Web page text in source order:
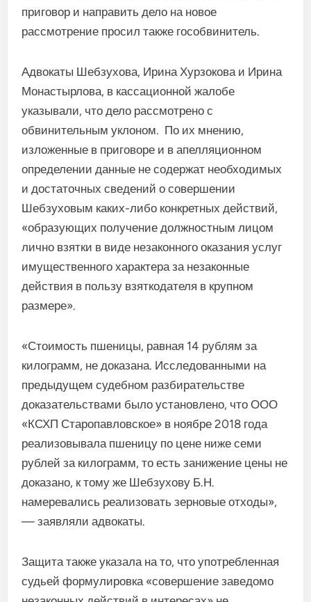
приговор и направить дело на новое
рассмотрение просил также гособвинитель.
Адвокаты Шебзухова, Ирина Хурзокова и Ирина
Монастырлова, в кассационной жалобе
указывали, что дело рассмотрено с
обвинительным уклоном. По их мнению,
изложенные в приговоре и в апелляционном
определении данные не содержат необходимых
и достаточных сведений о совершении
Шебзуховым каких-либо конкретных действий,
«образующих получение должностным лицом
лично взятки в виде незаконного оказания услуг
имущественного характера за незаконные
действия в пользу взяткодателя в крупном
размере».
«Стоимость пшеницы, равная 14 рублям за
килограмм, не доказана. Исследованными на
предыдущем судебном разбирательстве
доказательствами было установлено, что ООО
«КСХП Старопавловское» в ноябре 2018 года
реализовывала пшеницу по цене ниже семи
рублей за килограмм, то есть занижение цены не
доказано, к тому же Шебзухову Б.Н.
намеревались реализовать зерновые отходы»,
— заявляли адвокаты.
Защита также указала на то, что употребленная
судьей формулировка «совершение заведомо